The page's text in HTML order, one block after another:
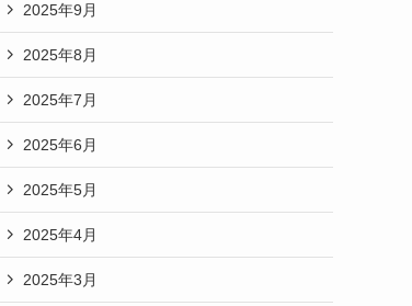
2025年9月
2025年8月
2025年7月
2025年6月
2025年5月
2025年4月
2025年3月